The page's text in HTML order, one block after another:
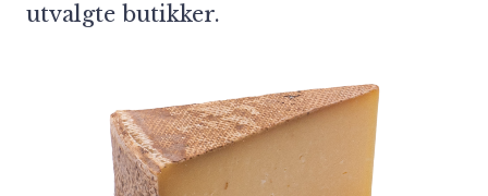
utvalgte butikker.